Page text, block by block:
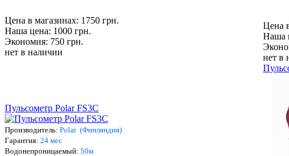
Цена в магазинах: 1750 грн.
Наша цена: 1000 грн.
Экономия: 750 грн.
нет в наличии
Цена
Наша
нет в
Пульсометр Polar FS3С
Производитель: Polar (Финляндия)
Гарантия: 24 мес
Водонепроницаемый: 50м